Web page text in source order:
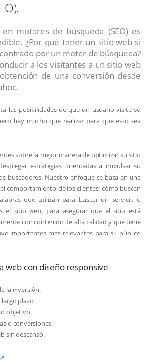
motores de búsqueda (SEO) es
¿Por qué tener un sitio web si
por un motor de búsqueda?
a los visitantes a un sitio web
de una conversión desde
las posibilidades de que un usuario visite su
hay mucho que realizar para que esto sea
sobre la mejor manera de optimizar su sitio
estrategias orientadas a impulsar su
buscadores. Nuestro enfoque se basa en una
comportamiento de los clientes: cómo buscan
que utilizan para buscar un servicio o
el sitio web, para asegurar que el sitio está
con contenido de alta calidad y que tiene
importantes más relevantes para su público
web con diseño responsive
la inversión.
plazo.
objetivo.
o conversiones.
sin descanso.